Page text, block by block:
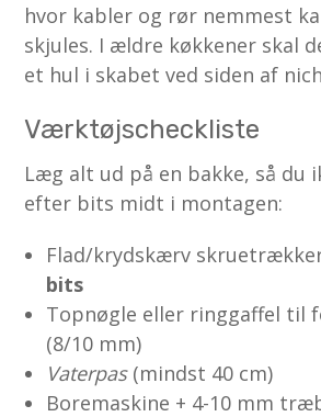
hvor kabler og rør nemmest
skjules. I ældre køkkener skal
et hul i skabet ved siden af
Værktøjscheckliste
Læg alt ud på en bakke, så du
efter bits midt i montagen:
Flad/krydskærv
bits
Topnøgle eller ringgaffel til
(8/10 mm)
Vaterpas(mindst 40 cm)
Boremaskine + 4-10 mm